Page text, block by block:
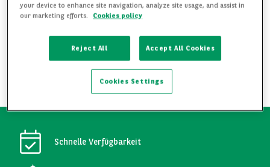
WEITERE DETAILS ANFRAGEN
FAHRZEUG MERKEN
Schnelle Verfügbarkeit
your device to enhance site navigation, analyze site usage, and assist in
our marketing efforts.
Cookies policy
Reject All Accept All Cookies
Cookies Settings